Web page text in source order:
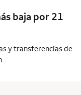
baja por 21
y transferencias de